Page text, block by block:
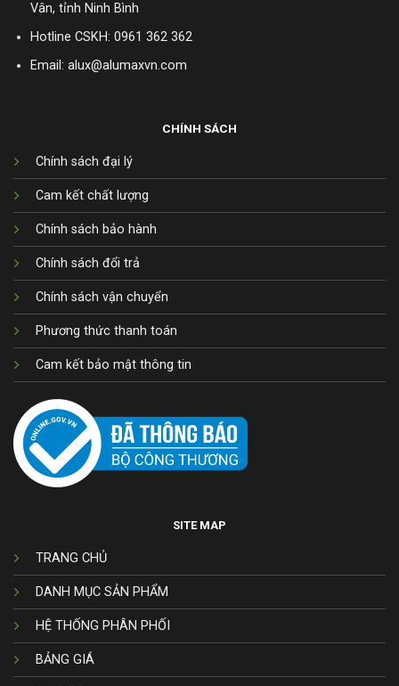
Vân, tỉnh Ninh Bình
Hotline CSKH: 0961 362 362
Email: alux@alumaxvn.com
CHÍNH SÁCH
Chính sách đại lý
Cam kết chất lượng
Chính sách bảo hành
Chính sách đổi trả
Chính sách vận chuyển
Phương thức thanh toán
Cam kết bảo mật thông tin
SITE MAP
TRANG CHỦ
DANH MỤC SẢN PHẨM
HỆ THỐNG PHÂN PHỐI
BẢNG GIÁ